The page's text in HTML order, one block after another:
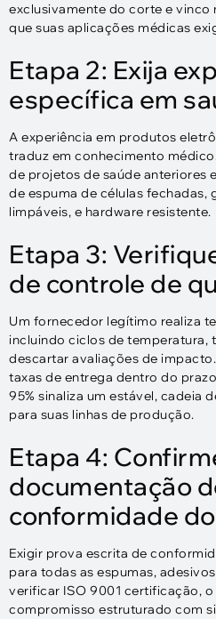
exclusivamente do corte e vinco
que suas aplicações médicas
Etapa 2: Exija
específica em
A experiência em produtos
traduz em conhecimento
de projetos de saúde anteriores
de espuma de células fechadas,
limpáveis, e hardware resistente.
Etapa 3:
de controle de
Um fornecedor legítimo realiza
incluindo ciclos de temperatura,
descartar avaliações de
taxas de entrega dentro do
95% sinaliza um estável, cadeia
para suas linhas de produção.
Etapa 4:
documentação
conformidade
Exigir prova escrita de
para todas as espumas,
verificar ISO 9001 certificação,
compromisso estruturado com